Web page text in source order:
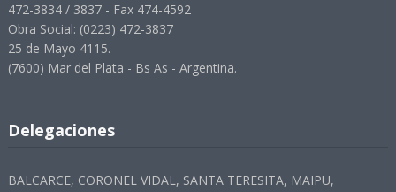
472-3834 / 3837 - Fax 474-4592
Obra Social: (0223) 472-3837
25 de Mayo 4115.
(7600) Mar del Plata - Bs As - Argentina.
Delegaciones
BALCARCE, CORONEL VIDAL, SANTA TERESITA, MAIPU,